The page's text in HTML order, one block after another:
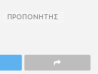
ΠΡΟΠΟΝΗΤΗΣ